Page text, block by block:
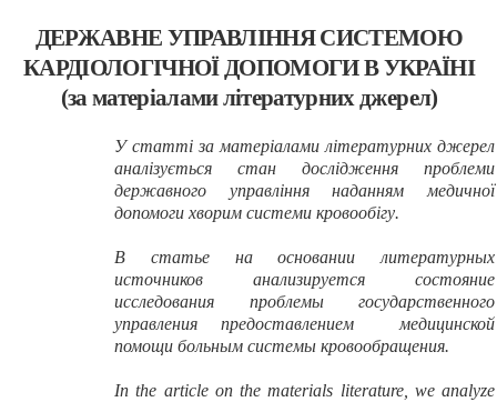
ДЕРЖАВНЕ УПРАВЛІННЯ СИСТЕМОЮ
КАРДІОЛОГІЧНОЇ ДОПОМОГИ В УКРАЇНІ
(за матеріалами літературних джерел)
У статті за матеріалами літературних джерел
аналізується стан дослідження проблеми
державного управління наданням медичної
допомоги хворим системи кровообігу.
В статье на основании литературных
источников анализируется состояние
исследования проблемы государственного
управления предоставлением медицинской
помощи больным системы кровообращения.
In the article on the materials literature, we analyze